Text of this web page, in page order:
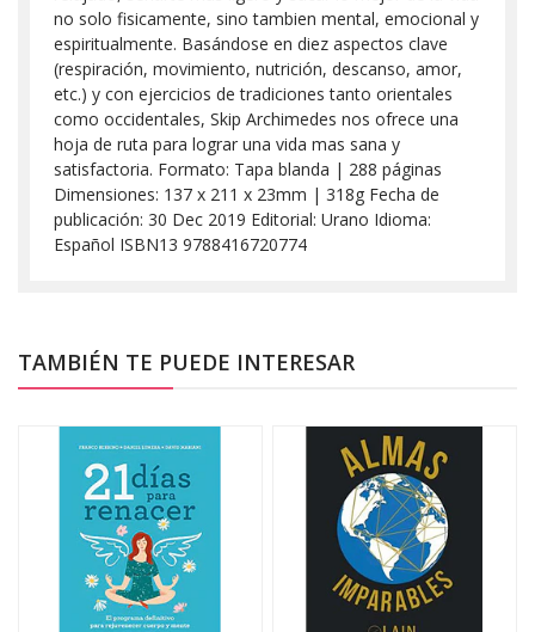
no solo fisicamente, sino tambien mental, emocional y
espiritualmente. Basándose en diez aspectos clave
(respiración, movimiento, nutrición, descanso, amor,
etc.) y con ejercicios de tradiciones tanto orientales
como occidentales, Skip Archimedes nos ofrece una
hoja de ruta para lograr una vida mas sana y
satisfactoria. Formato: Tapa blanda | 288 páginas
Dimensiones: 137 x 211 x 23mm | 318g Fecha de
publicación: 30 Dec 2019 Editorial: Urano Idioma:
Español ISBN13 9788416720774
TAMBIÉN TE PUEDE INTERESAR